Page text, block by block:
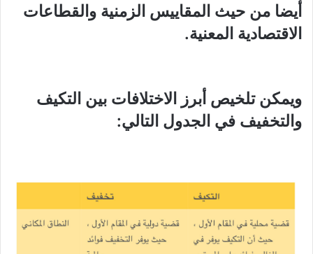
أيضا من حيث المقاييس الزمنية والقطاعات
الاقتصادية المعنية.
ويمكن تلخيص أبرز الاختلافات بين التكيف
والتخفيف في الجدول التالي: